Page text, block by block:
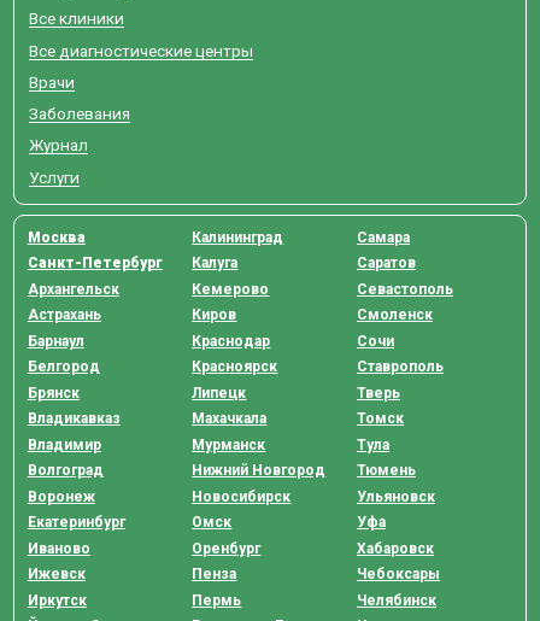
Все клиники
Все диагностические центры
Врачи
Заболевания
Журнал
Услуги
Москва
Санкт-Петербург
Архангельск
Астрахань
Барнаул
Белгород
Брянск
Владикавказ
Владимир
Волгоград
Воронеж
Екатеринбург
Иваново
Ижевск
Иркутск
Калининград
Калуга
Кемерово
Киров
Краснодар
Красноярск
Липецк
Махачкала
Мурманск
Нижний Новгород
Новосибирск
Омск
Оренбург
Пенза
Пермь
Самара
Саратов
Севастополь
Смоленск
Сочи
Ставрополь
Тверь
Томск
Тула
Тюмень
Ульяновск
Уфа
Хабаровск
Чебоксары
Челябинск